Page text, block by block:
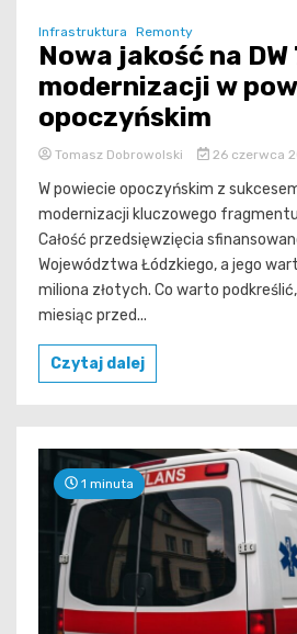
Infrastruktura Remonty
Nowa jakość na DW
modernizacji w
opoczyńskim
Tomasz Dobrowolski 26 czerwca
W powiecie opoczyńskim z
modernizacji kluczowego
Całość przedsięwzięcia
Województwa Łódzkiego, a jego
miliona złotych. Co warto
miesiąc przed...
Czytaj dalej
1 minuta